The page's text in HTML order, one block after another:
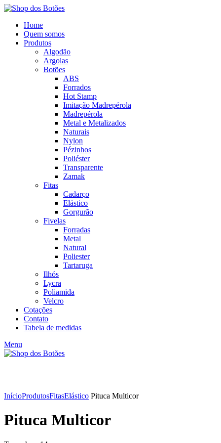
Home
Quem somos
Produtos
Algodão
Argolas
Botões
ABS
Forrados
Hot Stamp
Imitação Madrepérola
Madrepérola
Metal e Metalizados
Naturais
Nylon
Pézinhos
Poliéster
Transparente
Zamak
Fitas
Cadarço
Elástico
Gorgurão
Fivelas
Forradas
Metal
Natural
Poliester
Tartaruga
Ilhós
Lycra
Poliamida
Velcro
Cotações
Contato
Tabela de medidas
Menu
InícioProdutosFitasElástico Pituca Multicor
Pituca Multicor